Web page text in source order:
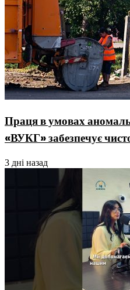
Праця в умовах
«ВУКГ» забезпечує
3 дні назад